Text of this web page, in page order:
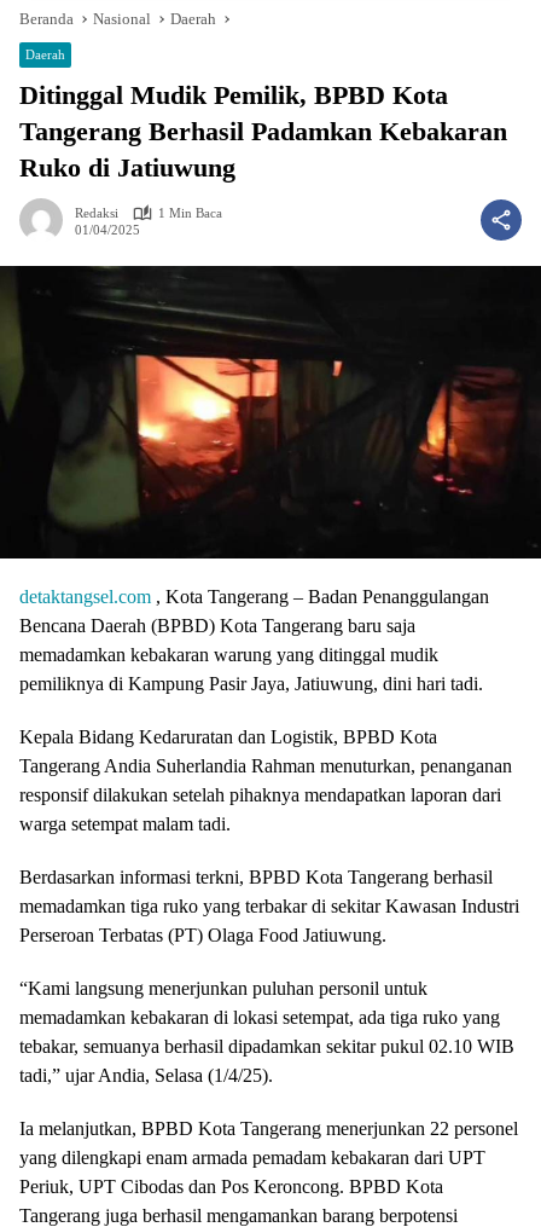
Beranda Nasional Daerah
Daerah
Ditinggal Mudik Pemilik, BPBD Kota
Tangerang Berhasil Padamkan Kebakaran
Ruko di Jatiuwung
Redaksi
1 Min Baca
01/04/2025
detaktangsel.com , Kota Tangerang – Badan Penanggulangan
Bencana Daerah (BPBD) Kota Tangerang baru saja
memadamkan kebakaran warung yang ditinggal mudik
pemiliknya di Kampung Pasir Jaya, Jatiuwung, dini hari tadi.
Kepala Bidang Kedaruratan dan Logistik, BPBD Kota
Tangerang Andia Suherlandia Rahman menuturkan, penanganan
responsif dilakukan setelah pihaknya mendapatkan laporan dari
warga setempat malam tadi.
Berdasarkan informasi terkni, BPBD Kota Tangerang berhasil
memadamkan tiga ruko yang terbakar di sekitar Kawasan Industri
Perseroan Terbatas (PT) Olaga Food Jatiuwung.
“Kami langsung menerjunkan puluhan personil untuk
memadamkan kebakaran di lokasi setempat, ada tiga ruko yang
tebakar, semuanya berhasil dipadamkan sekitar pukul 02.10 WIB
tadi,” ujar Andia, Selasa (1/4/25).
Ia melanjutkan, BPBD Kota Tangerang menerjunkan 22 personel
yang dilengkapi enam armada pemadam kebakaran dari UPT
Periuk, UPT Cibodas dan Pos Keroncong. BPBD Kota
Tangerang juga berhasil mengamankan barang berpotensi